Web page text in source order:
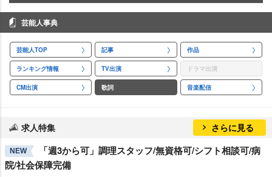
芸能人事典
芸能人TOP 記事 作品
ランキング情報 TV出演 ドラマ出演
CM出演 歌詞 音楽配信
求人特集 さらに見る
NEW
「週3から可」調理スタッフ/無資格可/シフト相談可/病
院/社会保障完備